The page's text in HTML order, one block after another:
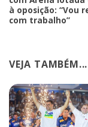
à oposição: “Vou
com trabalho”
VEJA TAMBÉM...